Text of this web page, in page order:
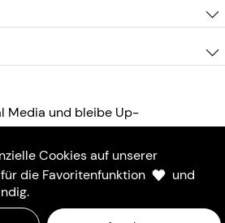
Media und bleibe Up-
Cookies auf unserer
die Favoritenfunktion
und